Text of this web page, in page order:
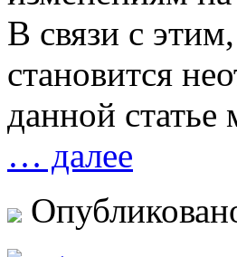
В связи с
становится
данной
… далее